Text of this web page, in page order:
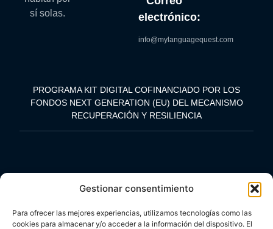
Gestionar consentimiento
Para ofrecer las mejores experiencias, utilizamos tecnologías como las
cookies para almacenar y/o acceder a la información del dispositivo. El
sí solas.
electrónico:
info@mylanguagequest.com
PROGRAMA KIT DIGITAL COFINANCIADO POR LOS
FONDOS NEXT GENERATION (EU) DEL MECANISMO
RECUPERACIÓN Y RESILIENCIA
Language Quest